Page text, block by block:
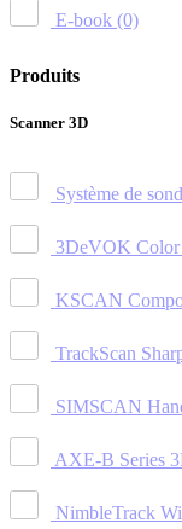
E-book (0)
Produits
Scanner 3D
Système de
3DeVOK Color
KSCAN
TrackScan
SIMSCAN
AXE-B Series
NimbleTrack